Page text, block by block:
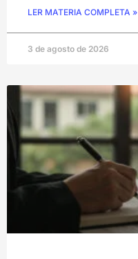
LER MATERIA COMPLETA »
3 de agosto de 2026